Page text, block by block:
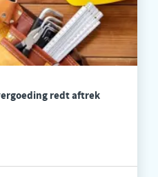
redt aftrek